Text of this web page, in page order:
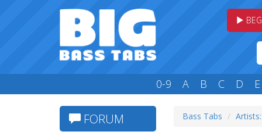
0-9 A B C D E
FORUM Bass Tabs